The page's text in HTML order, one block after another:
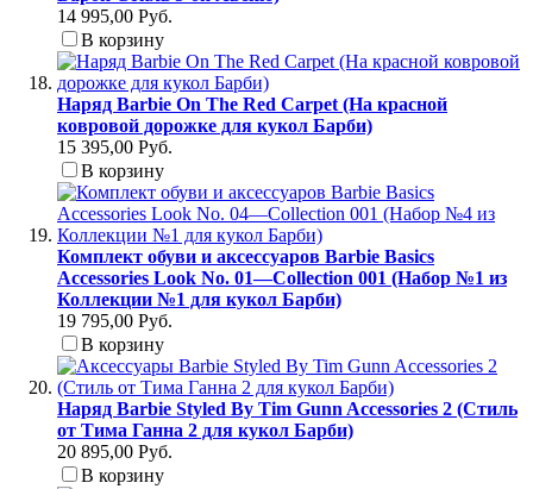
14 995,00 Руб.
В корзину
Наряд Barbie On The Red Carpet (На красной
ковровой дорожке для кукол Барби)
15 395,00 Руб.
В корзину
Комплект обуви и аксессуаров Barbie Basics
Accessories Look No. 01—Collection 001 (Набор №1 из
Коллекции №1 для кукол Барби)
19 795,00 Руб.
В корзину
Наряд Barbie Styled By Tim Gunn Accessories 2 (Стиль
от Тима Ганна 2 для кукол Барби)
20 895,00 Руб.
В корзину